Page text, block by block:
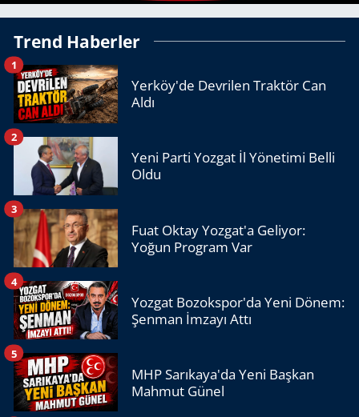
Trend Haberler
Yerköy'de Devrilen Traktör Can
Aldı
1
Yeni Parti Yozgat İl Yönetimi Belli
Oldu
2
Fuat Oktay Yozgat'a Geliyor:
Yoğun Program Var
3
Yozgat Bozokspor'da Yeni Dönem:
Şenman İmzayı Attı
4
MHP Sarıkaya'da Yeni Başkan
Mahmut Günel
5